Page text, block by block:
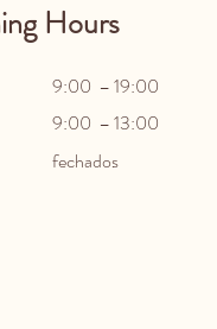
Hours
9:00 – 19:00
9:00 – 13:00
fechados